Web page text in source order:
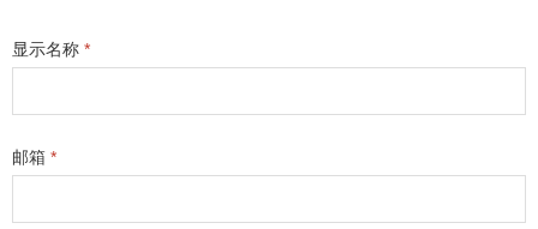
显示名称 *
邮箱 *